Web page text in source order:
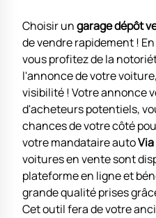
Choisir ungarage dépôt
de vendre rapidement !
vous profitez de la
l'annonce de votre
visibilité ! Votre annonce
d'acheteurs potentiels,
chances de votre côté
votre mandataire auto
voitures en vente sont
plateforme en ligne et
grande qualité prises
Cet outil fera de votre